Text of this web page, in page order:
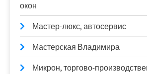
окон
Мастер-люкс, автосервис
Мастерская Владимира
Микрон, торгово-